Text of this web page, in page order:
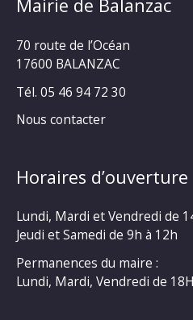
Mairie de Balanzac
70 route de l’Océan
17600 BALANZAC
Tél. 05 46 94 72 30
Nous contacter
Horaires
Lundi, Mardi et Vendredi de
Jeudi et Samedi de 9h à 12h
Permanences du maire :
Lundi, Mardi, Vendredi de